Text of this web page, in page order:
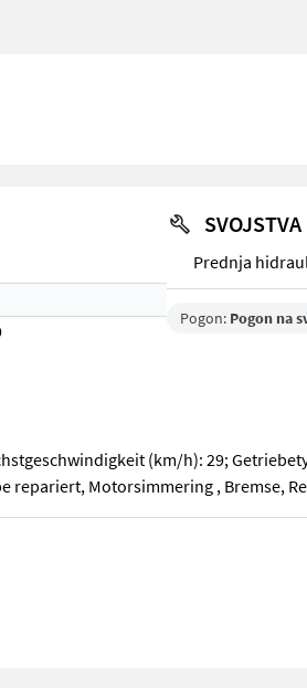
SVOJSTVA
Prednja
Pogon: Pogon na
(km/h): 29;
repariert, Motorsimmering , Bremse,
(km/h): 29;